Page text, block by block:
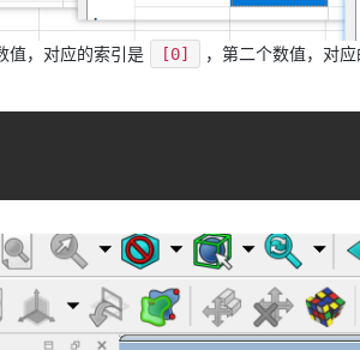
值，对应的索引是 [0] ，第二个数值，对